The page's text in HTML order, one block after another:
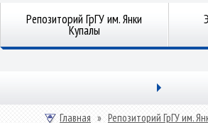
Репозиторий ГрГУ им. Янки
Купалы
Главная » Репозиторий ГрГУ им.